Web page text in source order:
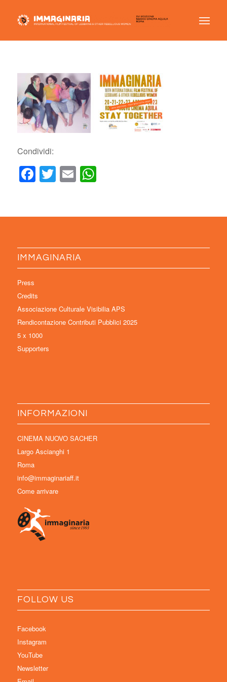
Condividi:
Facebook
Twitter
EmailWhatsApp
IMMAGINARIA
Press
Credits
Associazione Culturale Visibilia APS
Rendicontazione Contributi Pubblici 2025
5 x 1000
Supporters
INFORMAZIONI
CINEMA NUOVO SACHER
Largo Ascianghi 1
Roma
info@immaginariaff.it
Come arrivare
FOLLOW US
Facebook
Instagram
YouTube
Newsletter